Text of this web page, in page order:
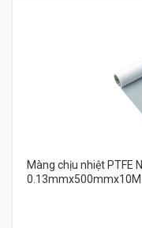
Màng chịu nhiệt PTFE
0.13mmx500mmx10M